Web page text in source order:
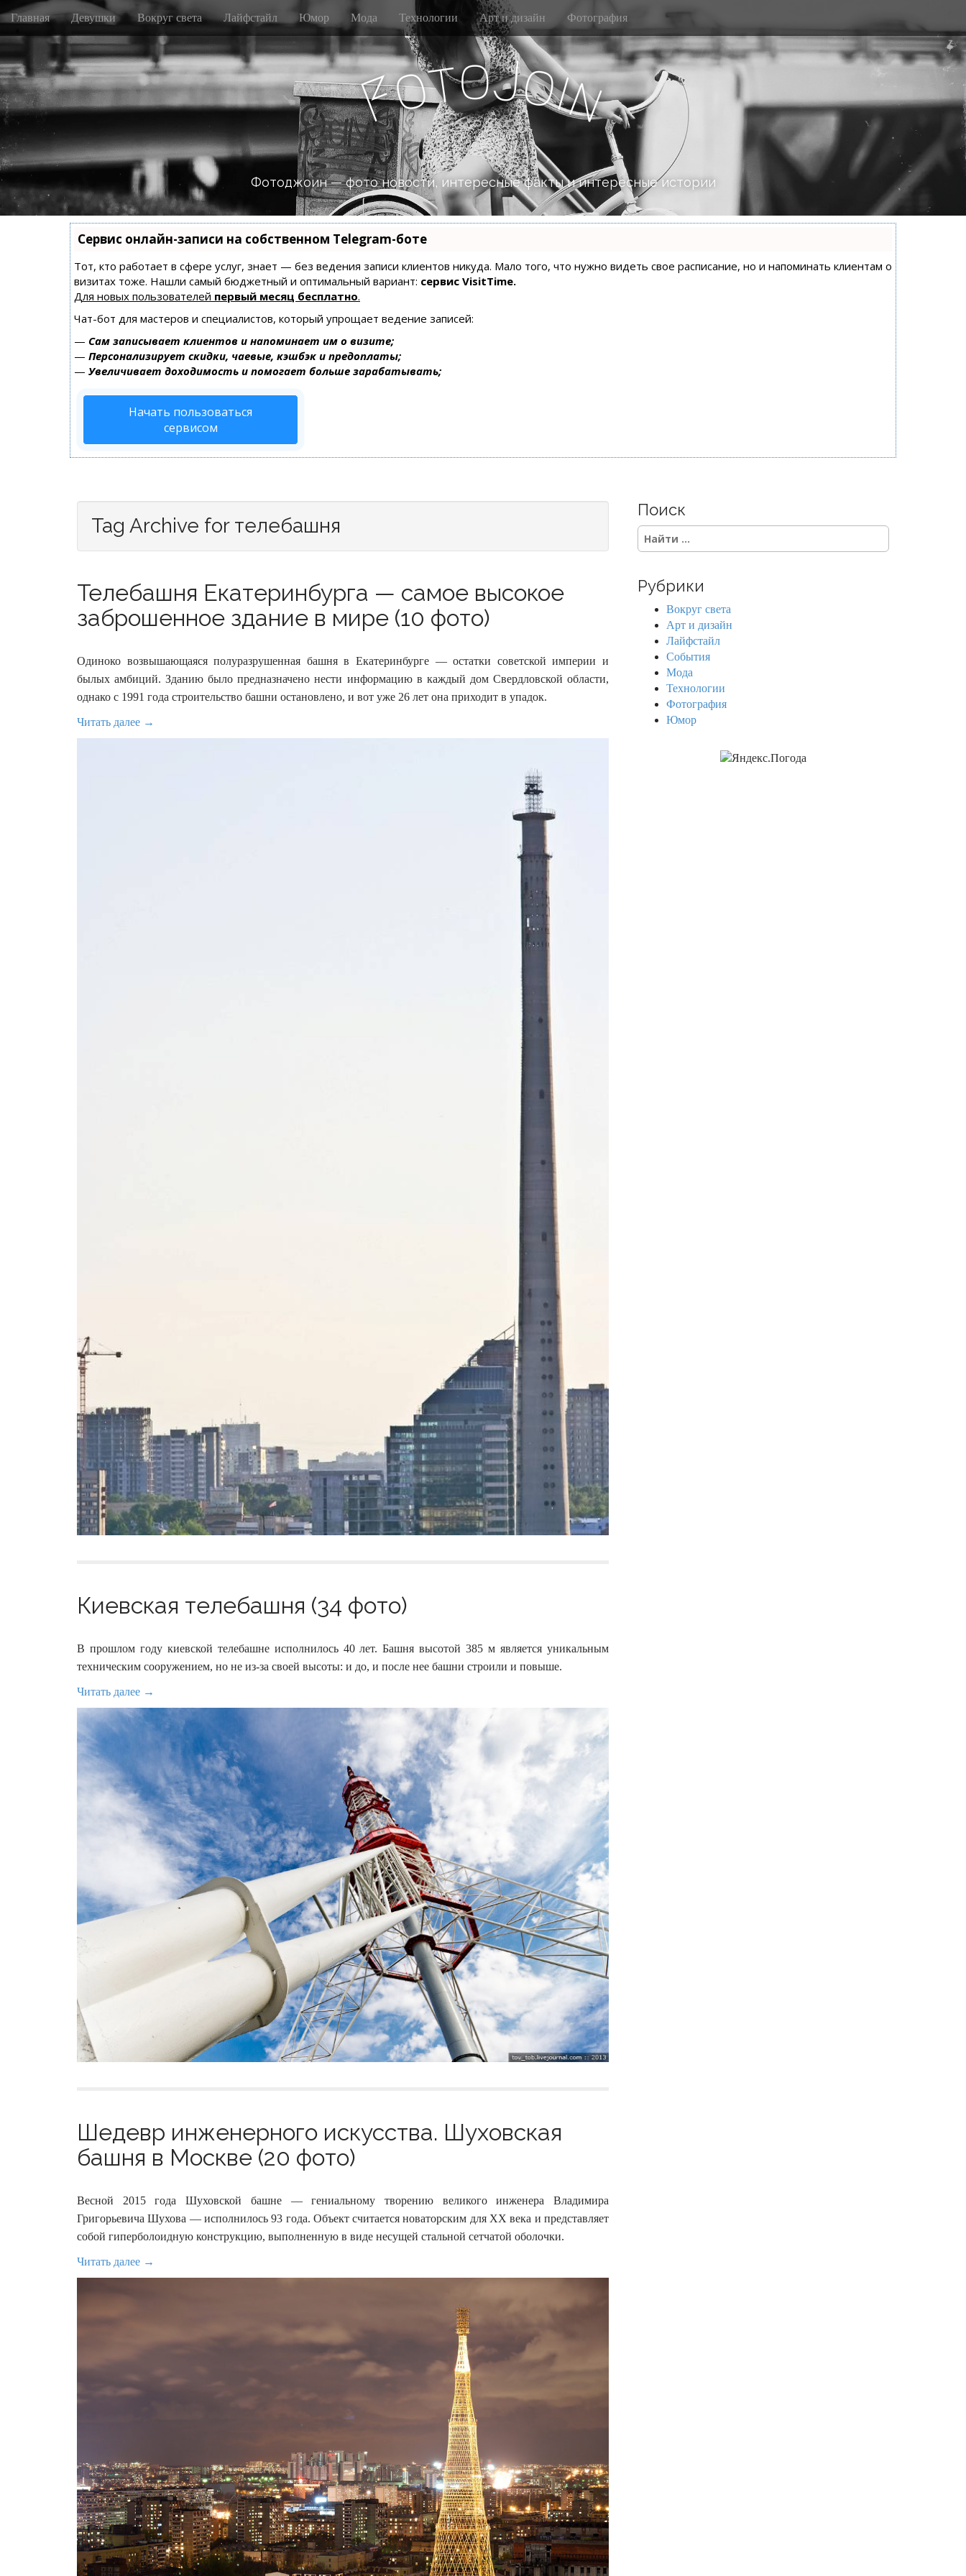
M
a
i
n
m
e
n
u
k
i
t
o
c
o
t
e
n
Главная Девушки Вокруг света Лайфстайл Юмор Мода Технологии Арт и дизайн Фотография
FotoJoi
n
Фотоджоин — фото новости, интересные факты и интересные истории
Сервис онлайн-записи на собственном Telegram-боте
Тот, кто работает в сфере услуг, знает — без ведения записи клиентов никуда. Мало того, что нужно видеть свое расписание, но и напоминать клиентам о
визитах тоже. Нашли самый бюджетный и оптимальный вариант: сервис VisitTime.
Для новых пользователей первый месяц бесплатно.
Чат-бот для мастеров и специалистов, который упрощает ведение записей:
— Сам записывает клиентов и напоминает им о визите;
— Персонализирует скидки, чаевые, кэшбэк и предоплаты;
— Увеличивает доходимость и помогает больше зарабатывать;
Начать пользоваться
сервисом
Tag Archive for телебашня
Телебашня Екатеринбурга — самое высокое
заброшенное здание в мире (10 фото)
Одиноко возвышающаяся полуразрушенная башня в Екатеринбурге — остатки советской империи и
былых амбиций. Зданию было предназначено нести информацию в каждый дом Свердловской области,
однако с 1991 года строительство башни остановлено, и вот уже 26 лет она приходит в упадок.
Читать далее →
Киевская телебашня (34 фото)
В прошлом году киевской телебашне исполнилось 40 лет. Башня высотой 385 м является уникальным
техническим сооружением, но не из-за своей высоты: и до, и после нее башни строили и повыше.
Читать далее →
Шедевр инженерного искусства. Шуховская
башня в Москве (20 фото)
Весной 2015 года Шуховской башне — гениальному творению великого инженера Владимира
Григорьевича Шухова — исполнилось 93 года. Объект считается новаторским для XX века и представляет
собой гиперболоидную конструкцию, выполненную в виде несущей стальной сетчатой оболочки.
Читать далее →
Поиск
S
e
c
Рубрики
Вокруг света
Арт и дизайн
Лайфстайл
События
Мода
Технологии
Фотография
Юмор